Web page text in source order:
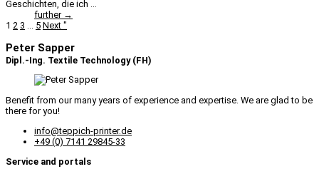
Geschichten, die ich ...
further →
1 2 3 5 Next "
Peter Sapper
Dipl.-Ing. Textile Technology (FH)
Benefit from our many years of experience and expertise. We are glad to be
there for you!
info@teppich-printer.de
+49 (0) 7141 29845-33
Service and portals